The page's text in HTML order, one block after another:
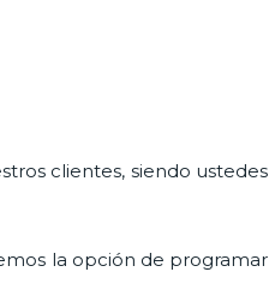
clientes, siendo ustedes
la opción de programar